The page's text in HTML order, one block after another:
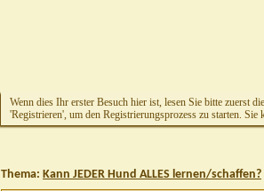
Wenn dies Ihr erster Besuch hier ist, lesen Sie bitte zuerst die
'Registrieren', um den Registrierungsprozess zu starten.
Thema: Kann JEDER Hund ALLES lernen/schaffen?